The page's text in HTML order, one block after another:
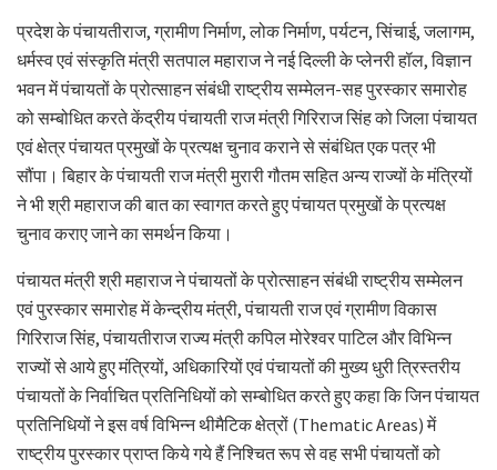
प्रदेश के पंचायतीराज, ग्रामीण निर्माण, लोक निर्माण, पर्यटन, सिंचाई, जलागम,
धर्मस्व एवं संस्कृति मंत्री सतपाल महाराज ने नई दिल्ली के प्लेनरी हॉल, विज्ञान
भवन में पंचायतों के प्रोत्साहन संबंधी राष्ट्रीय सम्मेलन-सह पुरस्कार समारोह
को सम्बोधित करते केंद्रीय पंचायती राज मंत्री गिरिराज सिंह को जिला पंचायत
एवं क्षेत्र पंचायत प्रमुखों के प्रत्यक्ष चुनाव कराने से संबंधित एक पत्र भी
सौंपा। बिहार के पंचायती राज मंत्री मुरारी गौतम सहित अन्य राज्यों के मंत्रियों
ने भी श्री महाराज की बात का स्वागत करते हुए पंचायत प्रमुखों के प्रत्यक्ष
चुनाव कराए जाने का समर्थन किया।
पंचायत मंत्री श्री महाराज ने पंचायतों के प्रोत्साहन संबंधी राष्ट्रीय सम्मेलन
एवं पुरस्कार समारोह में केन्द्रीय मंत्री, पंचायती राज एवं ग्रामीण विकास
गिरिराज सिंह, पंचायतीराज राज्य मंत्री कपिल मोरेश्वर पाटिल और विभिन्न
राज्यों से आये हुए मंत्रियों, अधिकारियों एवं पंचायतों की मुख्य धुरी त्रिस्तरीय
पंचायतों के निर्वाचित प्रतिनिधियों को सम्बोधित करते हुए कहा कि जिन पंचायत
प्रतिनिधियों ने इस वर्ष विभिन्न थीमैटिक क्षेत्रों (Thematic Areas) में
राष्ट्रीय पुरस्कार प्राप्त किये गये हैं निश्चित रूप से वह सभी पंचायतों को